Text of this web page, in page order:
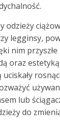
odzieży
legginsy,
nim
oraz
lub
do